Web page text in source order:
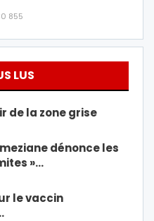
855
LUS
de la zone grise
dénonce les
»…
le vaccin